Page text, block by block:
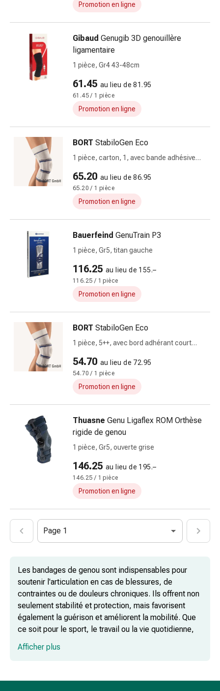
Boutons
fièvre
cutanées
Acné
fleurs
de
Gemmothérapie
Homéopathie
Phytothérapie
Schüssler
Produits
spagyriques
anthroposophiques
Vessie,
rein
et
prostate
Troubles
urinaires
Troubles
rénaux
vésicaux
Douleurs
Maux
Antidouleurs
articulaires
Thérapie
par
le
froid
Traitement
de
Thérapie
Promotion en ligne
Gibaud Genugib 3D genouillère
ligamentaire
1 pièce, Gr4 43-48cm
61.45 au lieu de 81.95
61.45 / 1 pièce
Promotion en ligne
BORT StabiloGen Eco
1 pièce, carton, 1, avec bande adhésive
65.20 au lieu de 86.95
65.20 / 1 pièce
Promotion en ligne
Bauerfeind GenuTrain P3
1 pièce, Gr5, titan gauche
116.25 au lieu de 155.–
116.25 / 1 pièce
Promotion en ligne
BORT StabiloGen Eco
1 pièce, 5++, avec bord adhérant court
54.70 au lieu de 72.95
54.70 / 1 pièce
Promotion en ligne
Thuasne Genu Ligaflex ROM Orthèse
rigide de genou
1 pièce, Gr5, ouverte grise
146.25 au lieu de 195.–
146.25 / 1 pièce
Promotion en ligne
Page 1
Les bandages de genou sont indispensables pour
soutenir l'articulation en cas de blessures, de
contraintes ou de douleurs chroniques. Ils offrent non
seulement stabilité et protection, mais favorisent
également la guérison et améliorent la mobilité. Que
ce soit pour le sport, le travail ou la vie quotidienne,
les genouillères sont polyvalentes et offrent un grand
confort.
Afficher plus